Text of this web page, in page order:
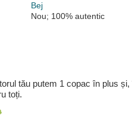
Bej
Nou; 100% autentic
tău putem 1 copac în plus
toți.